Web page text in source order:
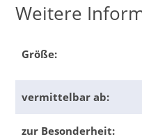
Weitere
Größe:
vermittelbar ab:
zur Besonderheit: